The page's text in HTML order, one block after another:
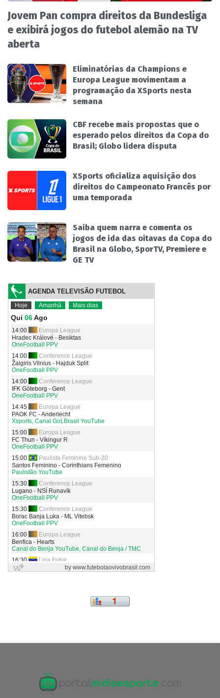
Jovem Pan compra direitos da Bundesliga
e exibirá jogos do futebol alemão na TV
aberta
Eliminatórias da Champions e
Europa League movimentam a
programação da XSports nesta
semana
CBF recebe mais propostas que o
esperado pelos direitos da Copa do
Brasil; Globo lidera disputa
XSports oficializa aquisição dos
direitos do Campeonato Francês por
uma temporada
Saiba quem narra e comenta os
jogos de ida das oitavas da Copa do
Brasil na Globo, SporTV, Premiere e
GE TV